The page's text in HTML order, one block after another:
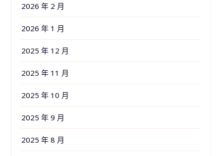
2026 年 2 月
2026 年 1 月
2025 年 12 月
2025 年 11 月
2025 年 10 月
2025 年 9 月
2025 年 8 月